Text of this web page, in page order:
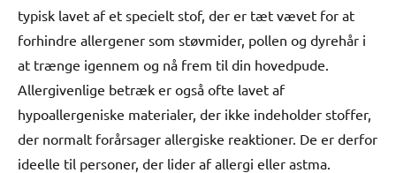
typisk lavet af et specielt stof, der er tæt vævet for at
forhindre allergener som støvmider, pollen og dyrehår i
at trænge igennem og nå frem til din hovedpude.
Allergivenlige betræk er også ofte lavet af
hypoallergeniske materialer, der ikke indeholder stoffer,
der normalt forårsager allergiske reaktioner. De er derfor
ideelle til personer, der lider af allergi eller astma.